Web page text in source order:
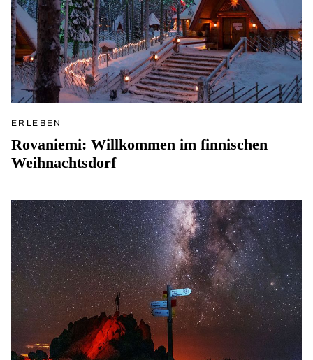
ERLEBEN
Rovaniemi: Willkommen im finnischen
Weihnachtsdorf